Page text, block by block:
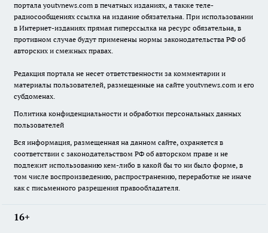
портала youtvnews.com в печатных изданиях, а также теле-
радиосообщениях ссылка на издание обязательна. При использовании
в Интернет-изданиях прямая гиперссылка на ресурс обязательна, в
противном случае будут применены нормы законодательства РФ об
авторских и смежных правах.
Редакция портала не несет ответственности за комментарии и
материалы пользователей, размещенные на сайте youtvnews.com и его
субдоменах.
Политика конфиденциальности и обработки персональных данных
пользователей
Вся информация, размещенная на данном сайте, охраняется в
соответствии с законодательством РФ об авторском праве и не
подлежит использованию кем-либо в какой бы то ни было форме, в
том числе воспроизведению, распространению, переработке не иначе
как с письменного разрешения правообладателя.
16+